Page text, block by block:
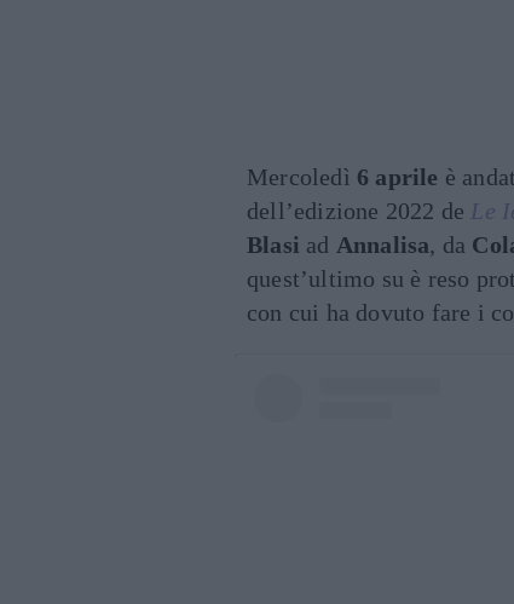
Mercoledì 6 aprile è
dell’edizione 2022 de Le
Blasi ad Annalisa, da
quest’ultimo su è reso
con cui ha dovuto fare i